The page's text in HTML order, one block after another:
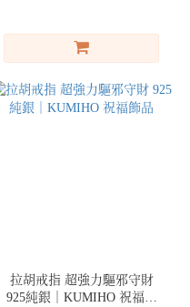
拉胡戒指 超強力驅邪守財
925純銀｜KUMIHO 祝福飾